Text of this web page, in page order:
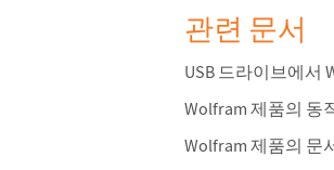
관련 문서
USB 드라이브에서
Wolfram 제품의 동
Wolfram 제품의 문